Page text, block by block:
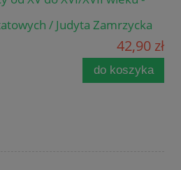
/ Judyta Zamrzycka
42,90 zł
do koszyka